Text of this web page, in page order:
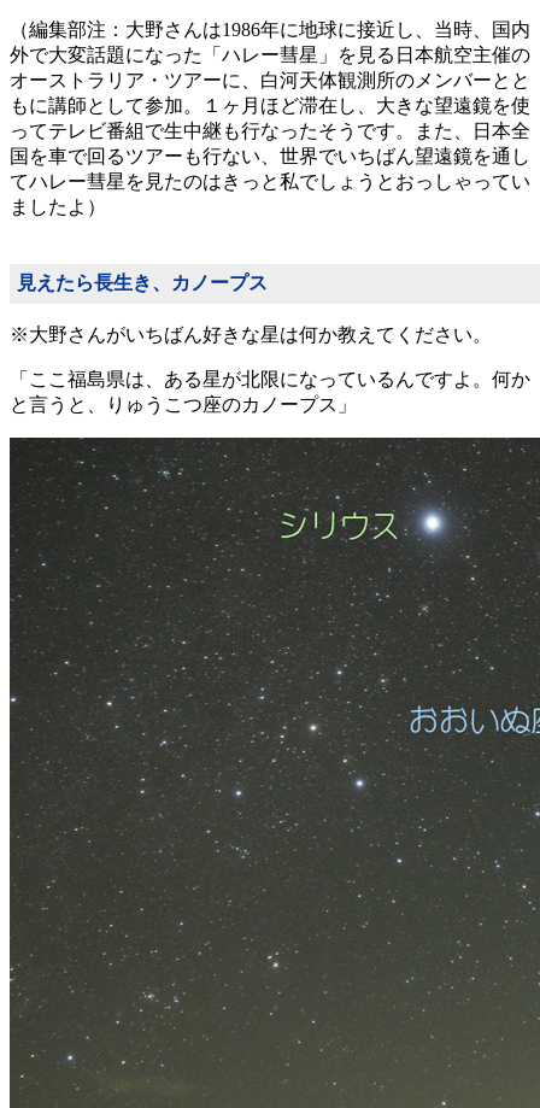
（編集部注：大野さんは1986年に地球に接近し、当時、国内
外で大変話題になった「ハレー彗星」を見る日本航空主催の
オーストラリア・ツアーに、白河天体観測所のメンバーとと
もに講師として参加。１ヶ月ほど滞在し、大きな望遠鏡を使
ってテレビ番組で生中継も行なったそうです。また、日本全
国を車で回るツアーも行ない、世界でいちばん望遠鏡を通し
てハレー彗星を見たのはきっと私でしょうとおっしゃってい
ましたよ）
見えたら長生き、カノープス
※大野さんがいちばん好きな星は何か教えてください。
「ここ福島県は、ある星が北限になっているんですよ。何か
と言うと、りゅうこつ座のカノープス」